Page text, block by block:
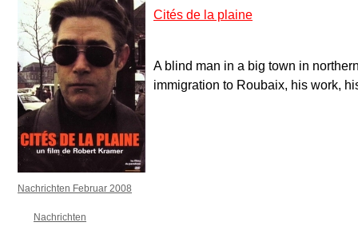
Cités de la plaine
A blind man in a big town in
immigration to Roubaix, his work,
Nachrichten Februar 2008
Nachrichten